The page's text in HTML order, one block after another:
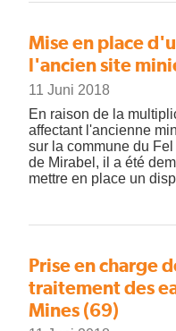
Mise en place
l'ancien site
11 Juni 2018
En raison de la
affectant l'ancienne
sur la commune du
de Mirabel, il a été
mettre en place un
Prise en charge
traitement des
Mines (69)